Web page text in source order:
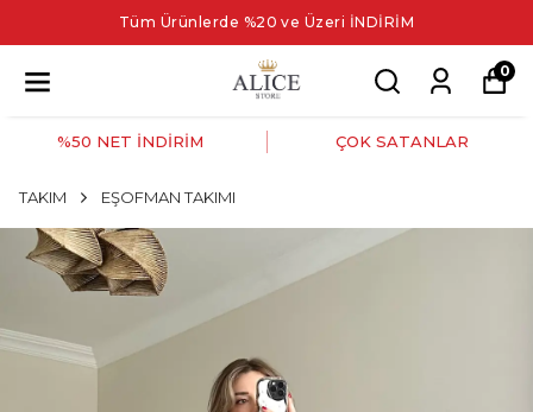
Tüm Ürünlerde %20 ve Üzeri İNDİRİM
0
%50 NET İNDİRİM ÇOK SATANLAR
TAKIM EŞOFMAN TAKIMI